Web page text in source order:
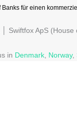
für einen
Swiftfox ApS
in Denmark, Norway,